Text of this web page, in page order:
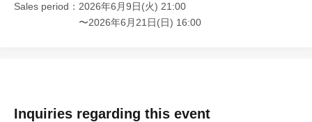
Sales period
2026年6月9日(火) 21:00
〜2026年6月21日(日) 16:00
Inquiries regarding this event